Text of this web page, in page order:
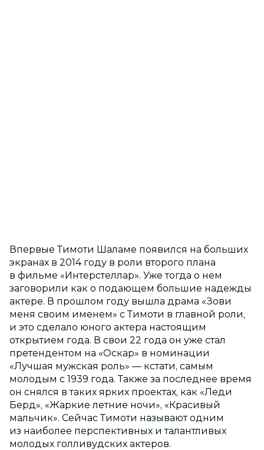
Впервые Тимоти Шаламе появился на больших
экранах в 2014 году в роли второго плана
в фильме «Интерстеллар». Уже тогда о нем
заговорили как о подающем большие надежды
актере. В прошлом году вышла драма «Зови
меня своим именем» с Тимоти в главной роли,
и это сделало юного актера настоящим
открытием года. В свои 22 года он уже стал
претендентом на «Оскар» в номинации
«Лучшая мужская роль» — кстати, самым
молодым с 1939 года. Также за последнее время
он снялся в таких ярких проектах, как «Леди
Берд», «Жаркие летние ночи», «Красивый
мальчик». Сейчас Тимоти называют одним
из наиболее перспективных и талантливых
молодых голливудских актеров.